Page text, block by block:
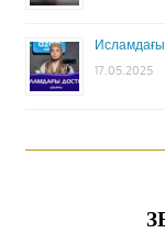
17.05.2025